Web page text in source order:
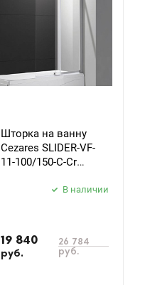
Шторка на ванну
Cezares SLIDER-VF-
11-100/150-C-Cr
В наличии
19 840
руб.
26 784
руб.